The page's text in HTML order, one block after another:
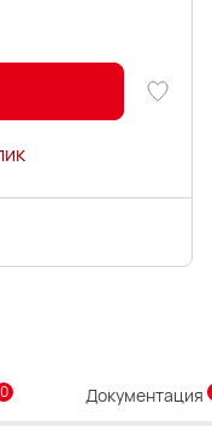
0 Документация